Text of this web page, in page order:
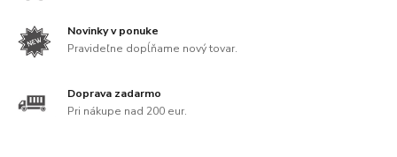
Novinky v ponuke
Pravideľne dopĺňame nový tovar.
Doprava zadarmo
Pri nákupe nad 200 eur.